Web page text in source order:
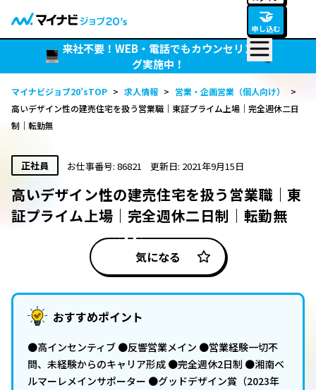
🤝
申し込む
来社不要！WEB・電話でもカウンセリン
グ実施中！
マイナビジョブ20’sTOP > 求人情報 > 営業・企画営業（個人向け）
>
高いデザイン性の建売住宅を扱う営業職｜東証プライム上場｜完全週休二日
制｜転勤無
正社員 お仕事番号: 86821 更新日: 2021年9月15日
高いデザイン性の建売住宅を扱う営業職｜東
証プライム上場｜完全週休二日制｜転勤無
気になる
おすすめポイント
●高インセンティブ ●反響営業メイン ●営業経験一切不
問、未経験からのキャリア形成 ●完全週休2日制 ●湘南ベ
ルマーレメインサポーター ●グッドデザイン賞（2023年